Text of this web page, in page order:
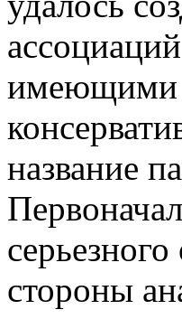
имеющими
название
стороны